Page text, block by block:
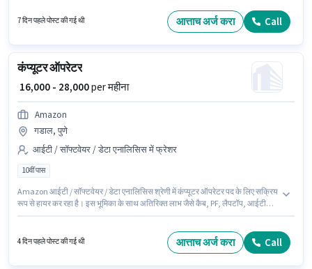
लिए आवश्यक दस्तावेज़ जैसे PAN कार्ड, आधार कार्ड, बैंक अकाउंट का होना अनिवार्य है।
7 दिन पहले पोस्ट की गई थी आत्ताच अर्ज करा Call
कंप्यूटर ऑपरेटर
₹ 16,000 - 28,000per महीना
Amazon
गडाल, पुणे
आईटी / सॉफ्टवेयर / डेटा एनालिसिस में फ्रेशर
10वीं पास
Amazon आईटी / सॉफ्टवेयर / डेटा एनालिसिस श्रेणी में कंप्यूटर ऑपरेटर पद के लिए सक्रिय
रूप से हायर कर रहा है। इस भूमिका के साथ अतिरिक्त लाभ जैसे कैब, PF, लैपटॉप, आईटी
फ्रेशर के लिए उपयुक्त है। आप प्रति माह ₹28000 तक कमा सकते हैं।
4 दिन पहले पोस्ट की गई थी आत्ताच अर्ज करा Call